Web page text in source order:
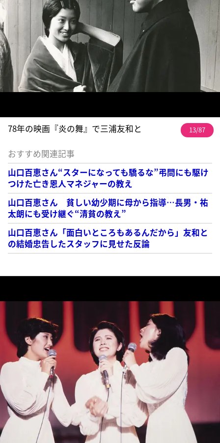
78年の映画『炎の舞』で三浦友和と 13/87
おすすめ関連記事
山口百恵さん“スターになっても驕るな”弔問にも駆け
つけた亡き恩人マネジャーの教え
山口百恵さん 貧しい幼少期に母から指導…長男・祐
太朗にも受け継ぐ“清貧の教え”
山口百恵さん「面白いところもあるんだから」友和と
の結婚忠告したスタッフに見せた反論